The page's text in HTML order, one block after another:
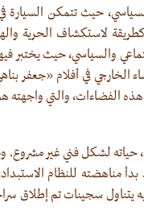
حيث تتمكن السيارة
لاستكشاف الحرية
والسياسي، حيث
الخارجي في أفلام «جعفر
هذه الفضاءات، والتي
لشكل فني غير مشروع.
يتناول سجينات تم إطلاق